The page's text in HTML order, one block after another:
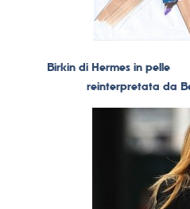
Birkin di
reinterpretata da